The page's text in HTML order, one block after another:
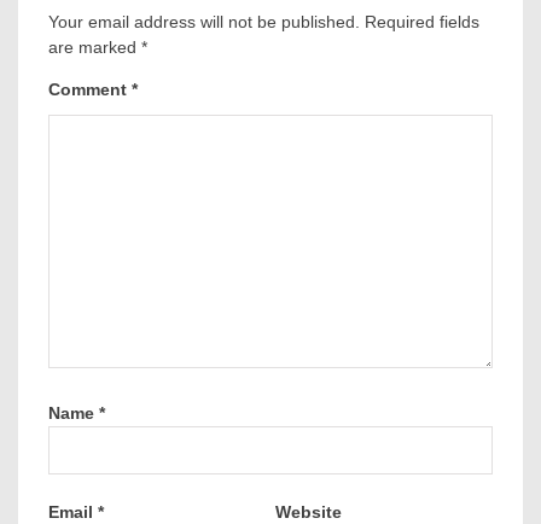
Your email address will not be published. Required fields
are marked *
Comment *
Name *
Email * Website